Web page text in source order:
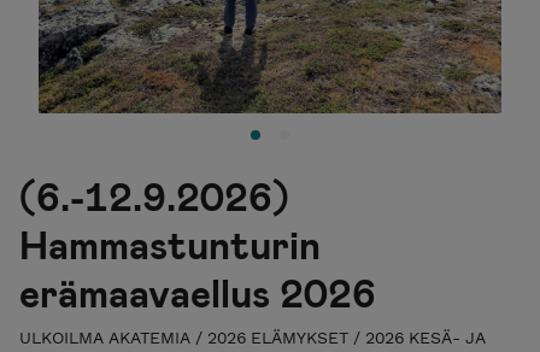
(6.-12.9.2026)
Hammastunturin
erämaavaellus 2026
ULKOILMA AKATEMIA / 2026 ELÄMYKSET / 2026 KESÄ- JA